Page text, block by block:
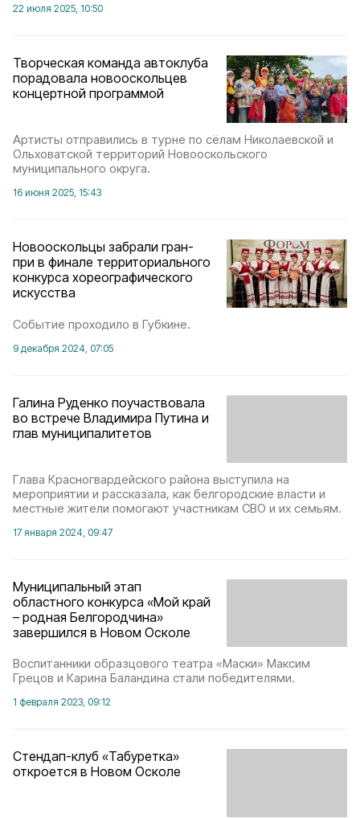
22 июля 2025, 10:50
Творческая команда автоклуба
порадовала новооскольцев
концертной программой
Артисты отправились в турне по сёлам Николаевской и
Ольховатской территорий Новооскольского
муниципального округа.
16 июня 2025, 15:43
Новооскольцы забрали гран-
при в финале территориального
конкурса хореографического
искусства
Событие проходило в Губкине.
9 декабря 2024, 07:05
Галина Руденко поучаствовала
во встрече Владимира Путина и
глав муниципалитетов
Глава Красногвардейского района выступила на
мероприятии и рассказала, как белгородские власти и
местные жители помогают участникам СВО и их семьям.
17 января 2024, 09:47
Муниципальный этап
областного конкурса «Мой край
– родная Белгородчина»
завершился в Новом Осколе
Воспитанники образцового театра «Маски» Максим
Грецов и Карина Баландина стали победителями.
1 февраля 2023, 09:12
Стендап-клуб «Табуретка»
откроется в Новом Осколе